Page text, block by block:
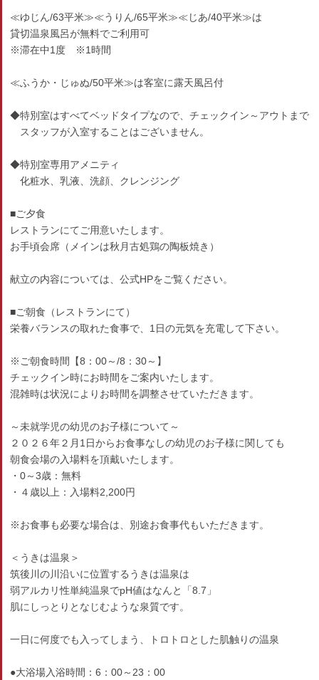
≪ゆじん/63平米≫≪うりん/65平米≫≪じあ/40平米≫は
貸切温泉風呂が無料でご利用可
※滞在中1度 ※1時間
≪ふうか・じゅぬ/50平米≫は客室に露天風呂付
◆特別室はすべてベッドタイプなので、チェックイン～アウトまで
スタッフが入室することはございません。
◆特別室専用アメニティ
化粧水、乳液、洗顔、クレンジング
■ご夕食
レストランにてご用意いたします。
お手頃会席（メインは秋月古処鶏の陶板焼き）
献立の内容については、公式HPをご覧ください。
■ご朝食（レストランにて）
栄養バランスの取れた食事で、1日の元気を充電して下さい。
※ご朝食時間【8：00～/8：30～】
チェックイン時にお時間をご案内いたします。
混雑時は状況によりお時間を調整させていただきます。
～未就学児の幼児のお子様について～
２０２６年２月1日からお食事なしの幼児のお子様に関しても
朝食会場の入場料を頂戴いたします。
・0～3歳：無料
・４歳以上：入場料2,200円
※お食事も必要な場合は、別途お食事代もいただきます。
＜うきは温泉＞
筑後川の川沿いに位置するうきは温泉は
弱アルカリ性単純温泉でpH値はなんと「8.7」
肌にしっとりとなじむような泉質です。
一日に何度でも入ってしまう、トロトロとした肌触りの温泉
●大浴場入浴時間：6：00～23：00